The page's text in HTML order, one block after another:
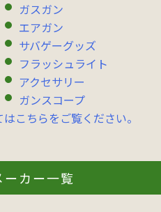
ガスガン
エアガン
サバゲーグッズ
フラッシュライト
アクセサリー
ガンスコープ
こちらをご覧ください。
ーカー一覧